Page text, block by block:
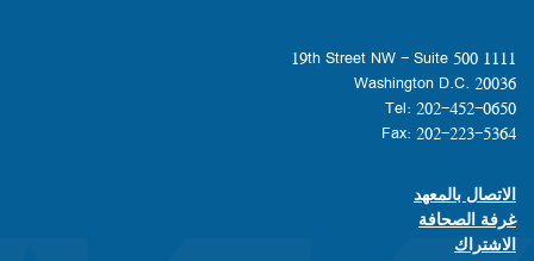
1111 19th Street NW - Suite 500
Washington D.C. 20036
Tel: 202-452-0650
Fax: 202-223-5364
Footer contact links
الاتصال بالمعهد
غرفة الصحافة
الاشتراك